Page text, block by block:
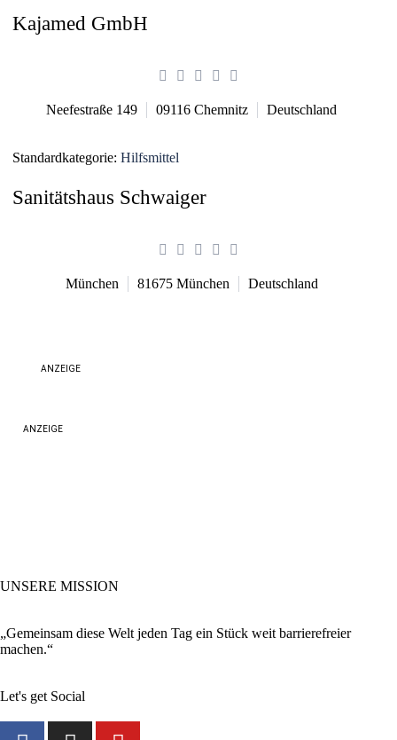
Kajamed GmbH
Neefestraße 149 09116 Chemnitz Deutschland
Standardkategorie: Hilfsmittel
Sanitätshaus Schwaiger
München 81675 München Deutschland
ANZEIGE
ANZEIGE
UNSERE MISSION
„Gemeinsam diese Welt jeden Tag ein Stück weit barrierefreier
machen.“
Let's get Social